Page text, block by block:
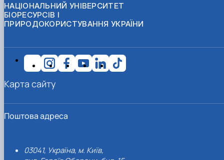
НАЦІОНАЛЬНИЙ УНІВЕРСИТЕТ
БІОРЕСУРСІВ І
ПРИРОДОКОРИСТУВАННЯ УКРАЇНИ
Поштова адреса
03041, Україна, м. Київ,
Карта сайту